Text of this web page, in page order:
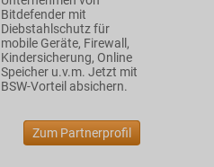
Bitdefender mit
Diebstahlschutz für
mobile Geräte, Firewall,
Kindersicherung, Online
Speicher u.v.m. Jetzt mit
BSW-Vorteil absichern.
Zum Partnerprofil